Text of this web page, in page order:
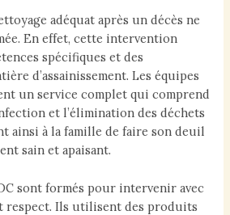
adéquat après un décès ne
En effet, cette intervention
spécifiques et des
d’assainissement. Les équipes
un service complet qui comprend
et l’élimination des déchets
ainsi à la famille de faire son deuil
sain et apaisant.
sont formés pour intervenir avec
respect. Ils utilisent des produits